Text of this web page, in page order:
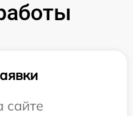
сайте